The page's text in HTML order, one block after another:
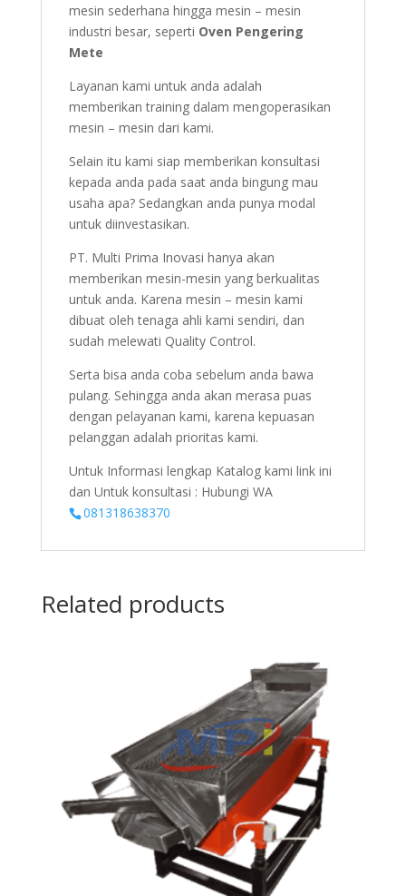
mesin sederhana hingga mesin – mesin
industri besar, seperti Oven Pengering
Mete
Layanan kami untuk anda adalah
memberikan training dalam mengoperasikan
mesin – mesin dari kami.
Selain itu kami siap memberikan konsultasi
kepada anda pada saat anda bingung mau
usaha apa? Sedangkan anda punya modal
untuk diinvestasikan.
PT. Multi Prima Inovasi hanya akan
memberikan mesin-mesin yang berkualitas
untuk anda. Karena mesin – mesin kami
dibuat oleh tenaga ahli kami sendiri, dan
sudah melewati Quality Control.
Serta bisa anda coba sebelum anda bawa
pulang. Sehingga anda akan merasa puas
dengan pelayanan kami, karena kepuasan
pelanggan adalah prioritas kami.
Untuk Informasi lengkap Katalog kami link ini
dan Untuk konsultasi : Hubungi WA
081318638370
Related products